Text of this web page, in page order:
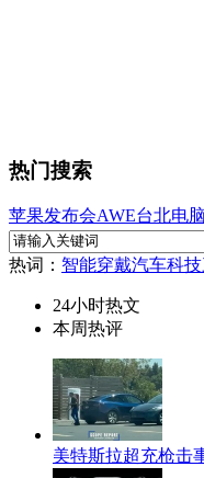
热门搜索
苹果发布会AWE台北电
热词： 智能穿戴汽车科技
24小时热文
本周热评
美特斯拉超充枪击